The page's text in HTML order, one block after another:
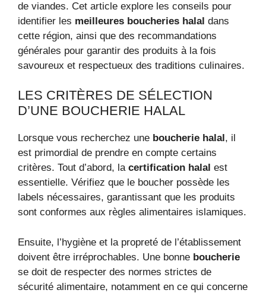
de viandes. Cet article explore les conseils pour
identifier les meilleures boucheries halal dans
cette région, ainsi que des recommandations
générales pour garantir des produits à la fois
savoureux et respectueux des traditions culinaires.
LES CRITÈRES DE SÉLECTION
D’UNE BOUCHERIE HALAL
Lorsque vous recherchez une boucherie halal, il
est primordial de prendre en compte certains
critères. Tout d’abord, la certification halal est
essentielle. Vérifiez que le boucher possède les
labels nécessaires, garantissant que les produits
sont conformes aux règles alimentaires islamiques.
Ensuite, l’hygiène et la propreté de l’établissement
doivent être irréprochables. Une bonne boucherie
se doit de respecter des normes strictes de
sécurité alimentaire, notamment en ce qui concerne